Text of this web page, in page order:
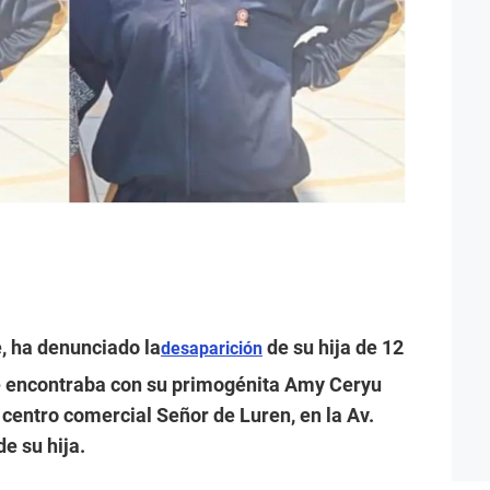
ha denunciado ladesaparición de su hija de 12
encontraba con su primogénita Amy Ceryu
comercial Señor de Luren, en la Av.
su hija.